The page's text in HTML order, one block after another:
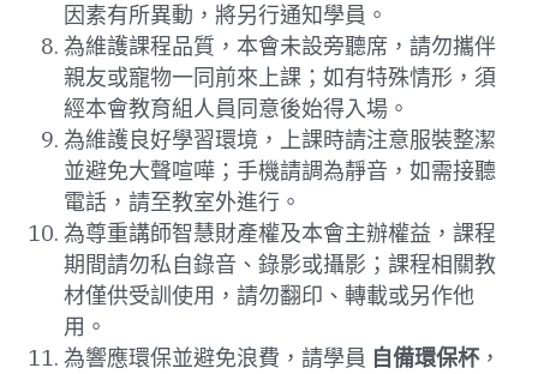
因素有所異動，將另行通知學員。
為維護課程品質，本會未設旁聽席，請勿攜伴
親友或寵物一同前來上課；如有特殊情形，須
經本會教育組人員同意後始得入場。
為維護良好學習環境，上課時請注意服裝整潔
並避免大聲喧嘩；手機請調為靜音，如需接聽
電話，請至教室外進行。
為尊重講師智慧財產權及本會主辦權益，課程
期間請勿私自錄音、錄影或攝影；課程相關教
材僅供受訓使用，請勿翻印、轉載或另作他
用。
為響應環保並避免浪費，請學員 自備環保杯，